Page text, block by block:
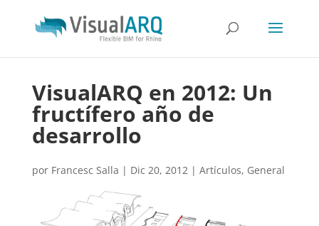
VisualARQ en 2012: Un
fructífero año de
desarrollo
por Francesc Salla | Dic 20, 2012| Artículos, General